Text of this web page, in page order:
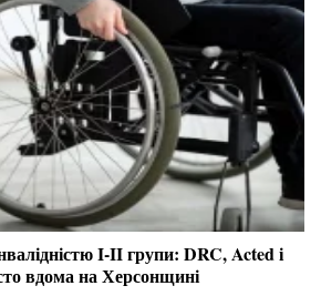
I-II групи: DRC, Acted і
вдома на Херсонщині